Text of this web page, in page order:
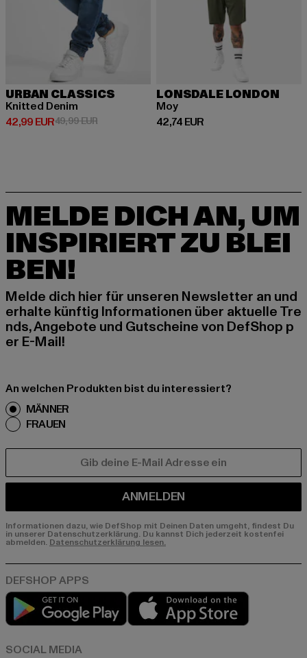
URBAN CLASSICS
Knitted Denim
42,99 EUR
Derzeitiger Preis: 42,99 EUR
49,99 EURAktionspreis: 49,99 EUR
LONSDALE LONDON
Moy
42,74 EUR
Derzeitiger Preis: 42,74 EUR
MELDE DICH AN, UM
INSPIRIERT ZU BLEI
BEN!
Melde dich hier für unseren Newsletter an und
erhalte künftig Informationen über aktuelle Tre
nds, Angebote und Gutscheine von DefShop p
er E-Mail!
An welchen Produkten bist du interessiert?
MÄNNER
FRAUEN
ANMELDEN
Informationen dazu, wie DefShop mit Deinen Daten umgeht, findest Du
in unserer Datenschutzerklärung. Du kannst Dich jederzeit kostenfei
abmelden. Datenschutzerklärung lesen.
Play market